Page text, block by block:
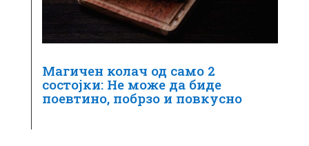
Магичен колач од само 2
состојки: Не може да биде
поевтино, побрзо и повкусно